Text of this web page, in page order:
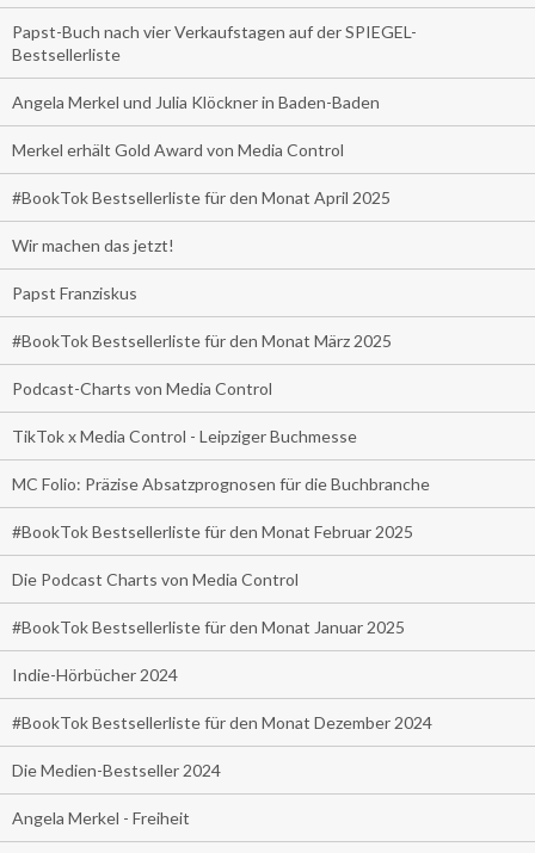
Papst-Buch nach vier Verkaufstagen auf der SPIEGEL-
Bestsellerliste
Angela Merkel und Julia Klöckner in Baden-Baden
Merkel erhält Gold Award von Media Control
#BookTok Bestsellerliste für den Monat April 2025
Wir machen das jetzt!
Papst Franziskus
#BookTok Bestsellerliste für den Monat März 2025
Podcast-Charts von Media Control
TikTok x Media Control - Leipziger Buchmesse
MC Folio: Präzise Absatzprognosen für die Buchbranche
#BookTok Bestsellerliste für den Monat Februar 2025
Die Podcast Charts von Media Control
#BookTok Bestsellerliste für den Monat Januar 2025
Indie-Hörbücher 2024
#BookTok Bestsellerliste für den Monat Dezember 2024
Die Medien-Bestseller 2024
Angela Merkel - Freiheit